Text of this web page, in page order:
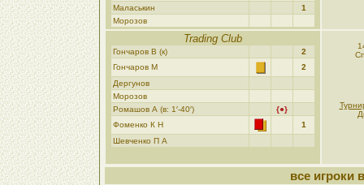
Маласькин
1
Морозoв
Trading Club
Гончаров В (к)
2
Гончаров М
2
Дергунов
Морозoв
Ромашов А (в: 1′-40′)
{●}
Фоменко К Н
1
Шевченко П А
все игроки